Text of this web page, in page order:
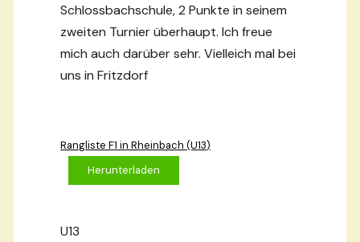
Schlossbachschule, 2 Punkte in seinem
zweiten Turnier überhaupt. Ich freue
mich auch darüber sehr. Vielleich mal bei
uns in Fritzdorf
Rangliste F1 in Rheinbach (U13)
Herunterladen
U13